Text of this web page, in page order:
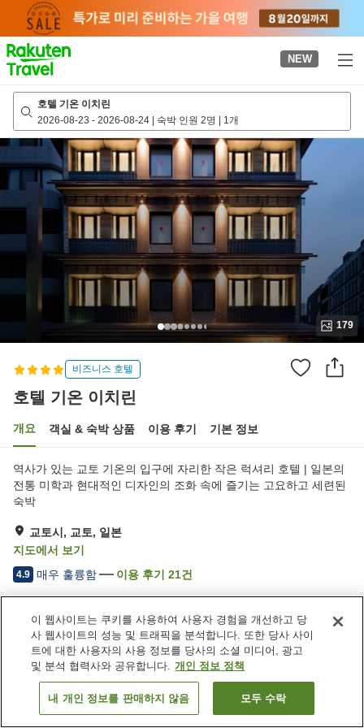
page
NEW
호텔 기온 이치린
2026-08-23 - 2026-08-24 | 숙박 인원 2명 | 1개
179
비즈니스 호텔
호텔 기온 이치린
개요 객실 & 숙박 상품 이용 후기 기본 정보
역사가 있는 교토 기온의 입구에 자리한 작은 럭셔리 호텔 | 일본의
전통 미학과 현대적인 디자인의 조화 속에 즐기는 고요하고 세련된
숙박
교토시, 교토, 일본
지도에서 보기
4.9 매우 훌륭함 이용 후기 21건
숙소 편의 시설/서비스
제트 욕조
암반욕
사우나
라운지
일본 교토 교토시 호텔 기온 이치린
객실 보기
이 웹사이트는 쿠키를 사용하여 사용자 경험을 개선하고 당
사 웹사이트의 성능 및 트래픽을 분석합니다. 또한 당사 사이
트에 대한 사용자의 사용 정보를 당사의 소셜 미디어, 광고
및 분석 협력사와 공유합니다. 개인 정보 정책
내 개인 정보를 판매하지 않음 모두 수락